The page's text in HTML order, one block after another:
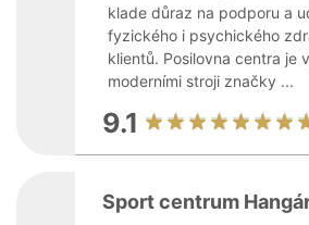
klade důraz na podporu a
fyzického i psychického
klientů. Posilovna centra je
moderními stroji značky ...
9.1
Sport centrum